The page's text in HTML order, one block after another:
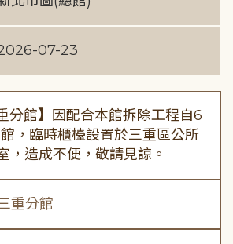
07-23
分館】因配合本館拆除工程自6
，臨時櫃檯設置於三重區公所
，造成不便，敬請見諒。
重分館